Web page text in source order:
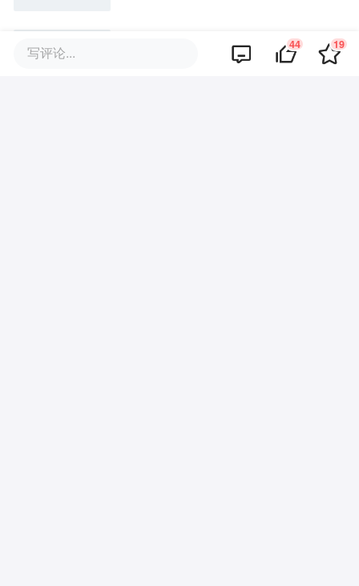
最前线|中科慧思发布三款灵巧手
产品，要从“抓取”走向真实场景作
写评论... 44 19